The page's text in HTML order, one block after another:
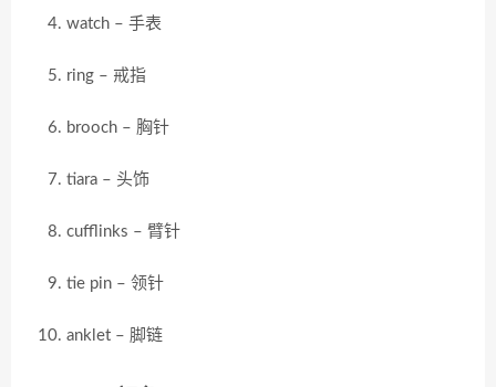
watch – 手表
ring – 戒指
brooch – 胸针
tiara – 头饰
cufflinks – 臂针
tie pin – 领针
anklet – 脚链